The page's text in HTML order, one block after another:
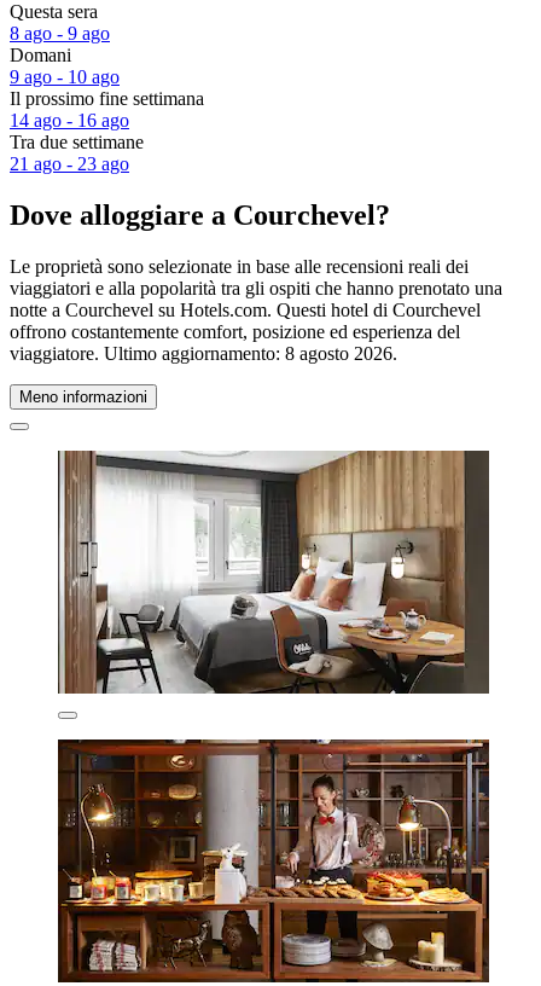
Questa sera
8 ago - 9 ago
Domani
9 ago - 10 ago
Il prossimo fine settimana
14 ago - 16 ago
Tra due settimane
21 ago - 23 ago
Dove alloggiare a Courchevel?
Le proprietà sono selezionate in base alle recensioni reali dei
viaggiatori e alla popolarità tra gli ospiti che hanno prenotato una
notte a Courchevel su Hotels.com. Questi hotel di Courchevel
offrono costantemente comfort, posizione ed esperienza del
viaggiatore. Ultimo aggiornamento: 8 agosto 2026.
Meno informazioni